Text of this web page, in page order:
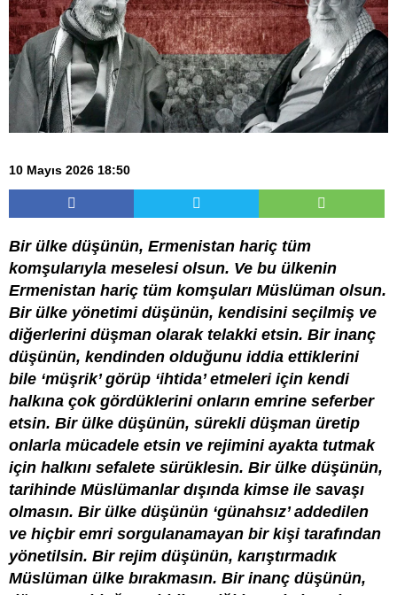
10 Mayıs 2026 18:50
Bir ülke düşünün, Ermenistan hariç tüm
komşularıyla meselesi olsun. Ve bu ülkenin
Ermenistan hariç tüm komşuları Müslüman olsun.
Bir ülke yönetimi düşünün, kendisini seçilmiş ve
diğerlerini düşman olarak telakki etsin. Bir inanç
düşünün, kendinden olduğunu iddia ettiklerini
bile ‘müşrik’ görüp ‘ihtida’ etmeleri için kendi
halkına çok gördüklerini onların emrine seferber
etsin. Bir ülke düşünün, sürekli düşman üretip
onlarla mücadele etsin ve rejimini ayakta tutmak
için halkını sefalete sürüklesin. Bir ülke düşünün,
tarihinde Müslümanlar dışında kimse ile savaşı
olmasın. Bir ülke düşünün ‘günahsız’ addedilen
ve hiçbir emri sorgulanamayan bir kişi tarafından
yönetilsin. Bir rejim düşünün, karıştırmadık
Müslüman ülke bırakmasın. Bir inanç düşünün,